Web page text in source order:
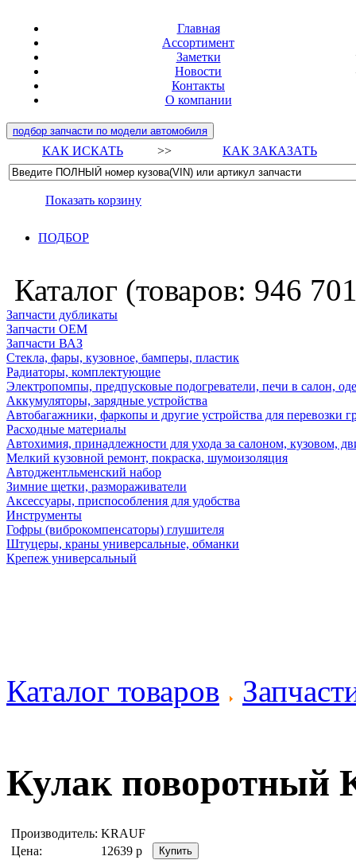
Главная
Ассортимент
Заметки
Новости
Контакты
О компании
подбор запчасти по модели автомобиля
КАК ИСКАТЬ >> КАК ЗАКАЗАТЬ
Показать корзину
ПОДБОР
Каталог (товаров: 946
Запчасти дубликаты
Запчасти ОЕМ
Запчасти ВАЗ
Стекла, фары, кузовное, бамперы, пластик
Радиаторы, комплектующие
Электропомпы, предпусковые подогреватели, печи в салон,
Аккумуляторы, зарядные устройства
Автобагажники, фаркопы и другие устройства для перевозки
Расходные материалы
Автохимия, принадлежности для ухода за салоном, кузовом,
Мелкий кузовной ремонт, покраска, шумоизоляция
Автоджентльменский набор
Зимние щетки, размораживатели
Аксессуары, приспособления для удобства
Инструменты
Гофры (виброкомпенсаторы) глушителя
Штуцеры, краны универсальные, обманки
Крепеж универсальный
Каталог товаров
Кулак поворотный
Производитель: KRAUF
Цена:
12639 р